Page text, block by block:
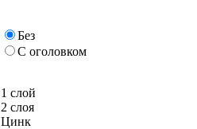
Без
С оголовком
1 слой
2 слоя
Цинк